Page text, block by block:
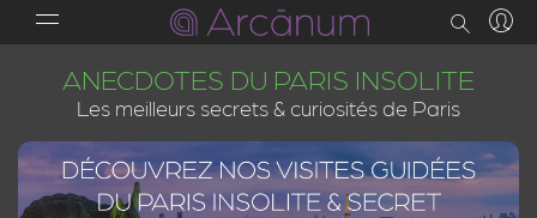
ANECDOTES DU PARIS INSOLITE
Les meilleurs secrets & curiosités de Paris